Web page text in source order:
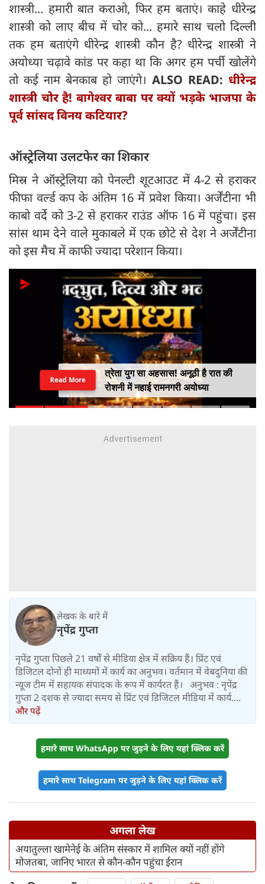
शास्त्री... हमारी बात कराओ, फिर हम बताएं। काहे धीरेन्द्र
शास्त्री को लाए बीच में चोर को... हमारे साथ चलो दिल्ली
तक हम बताएंगे धीरेन्द्र शास्त्री कौन है? धीरेन्द्र शास्त्री ने
अयोध्या चढ़ावे कांड पर कहा था कि अगर हम पर्ची खोलेंगे
तो कई नाम बेनकाब हो जाएंगे। ALSO READ: धीरेन्द्र
शास्त्री चोर है! बागेश्वर बाबा पर क्यों भड़के भाजपा के
पूर्व सांसद विनय कटियार?
ऑस्ट्रेलिया उलटफेर का शिकार
मिस्र ने ऑस्ट्रेलिया को पेनल्टी शूटआउट में 4-2 से हराकर
फीफा वर्ल्ड कप के अंतिम 16 में प्रवेश किया। अर्जेंटीना भी
काबो वर्दे को 3-2 से हराकर राउंड ऑफ 16 में पहुंचा। इस
सांस थाम देने वाले मुकाबले में एक छोटे से देश ने अर्जेंटीना
को इस मैच में काफी ज्यादा परेशान किया।
त्रेता युग सा अहसास! अनूठी है रात की
रोशनी में नहाई रामनगरी अयोध्या
Read More
लेखक के बारे में
नृपेंद्र गुप्ता
नृपेंद्र गुप्ता पिछले 21 वर्षों से मीडिया क्षेत्र में सक्रिय हैं। प्रिंट एवं
डिजिटल दोनों ही माध्यमों में कार्य का अनुभव। वर्तमान में वेबदुनिया की
न्यूज टीम में सहायक संपादक के रूप में कार्यरत हैं। अनुभव : नृपेंद्र
गुप्ता 2 दशक से ज्यादा समय से प्रिंट एवं डिजिटल मीडिया में कार्य....
और पढ़ें
हमारे साथ WhatsApp पर जुड़ने के लिए यहां क्लिक करें
हमारे साथ Telegram पर जुड़ने के लिए यहां क्लिक करें
अगला लेख
अयातुल्ला खामेनेई के अंतिम संस्कार में शामिल क्यों नहीं होंगे
मोजतबा, जानिए भारत से कौन-कौन पहुंचा ईरान